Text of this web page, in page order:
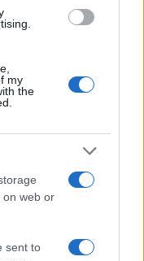
my
the
on web or
sent to
ΑΚΟΜΑ